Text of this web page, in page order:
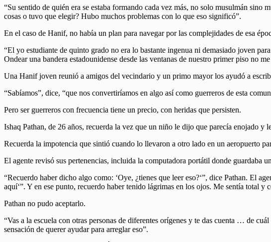
“Su sentido de quién era se estaba formando cada vez más, no solo musulmán sino
cosas o tuvo que elegir? Hubo muchos problemas con lo que eso significó”.
En el caso de Hanif, no había un plan para navegar por las complejidades de esa
“El yo estudiante de quinto grado no era lo bastante ingenua ni demasiado joven
Ondear una bandera estadounidense desde las ventanas de nuestro primer piso no
Una Hanif joven reunió a amigos del vecindario y un primo mayor los ayudó a
“Sabíamos”, dice, “que nos convertiríamos en algo así como guerreros de esta
Pero ser guerreros con frecuencia tiene un precio, con heridas que persisten.
Ishaq Pathan, de 26 años, recuerda la vez que un niño le dijo que parecía enojado y
Recuerda la impotencia que sintió cuando lo llevaron a otro lado en un aeropuerto
El agente revisó sus pertenencias, incluida la computadora portátil donde guardaba
“Recuerdo haber dicho algo como: ‘Oye, ¿tienes que leer eso?‘”, dice Pathan. El
aquí‘”. Y en ese punto, recuerdo haber tenido lágrimas en los ojos. Me sentía total y
Pathan no pudo aceptarlo.
“Vas a la escuela con otras personas de diferentes orígenes y te das cuenta … de
sensación de querer ayudar para arreglar eso”.